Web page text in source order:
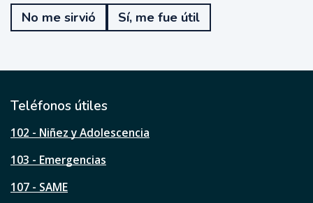
e
u
t
l
s
a
á
No me sirvió Sí, me fue útil
Teléfonos útiles
102 - Niñez y Adolescencia
103 - Emergencias
107 - SAME